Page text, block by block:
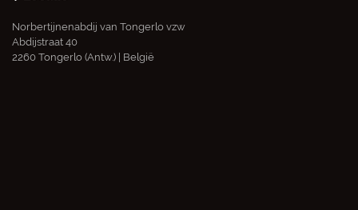
Norbertijnenabdij van Tongerlo vzw
Abdijstraat 40
2260 Tongerlo (Antw.) | België